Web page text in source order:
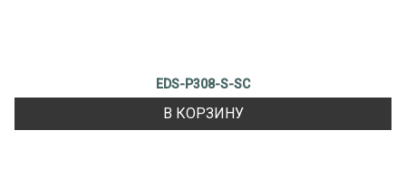
EDS-P308-S-SC
В КОРЗИНУ